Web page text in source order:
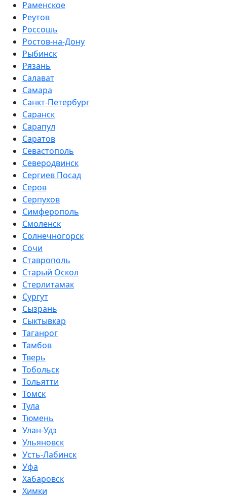
Раменское
Реутов
Россошь
Ростов-на-Дону
Рыбинск
Рязань
Салават
Самара
Санкт-Петербург
Саранск
Сарапул
Саратов
Севастополь
Северодвинск
Сергиев Посад
Серов
Серпухов
Симферополь
Смоленск
Солнечногорск
Сочи
Ставрополь
Старый Оскол
Стерлитамак
Сургут
Сызрань
Сыктывкар
Таганрог
Тамбов
Тверь
Тобольск
Тольятти
Томск
Тула
Тюмень
Улан-Удэ
Ульяновск
Усть-Лабинск
Уфа
Хабаровск
Химки